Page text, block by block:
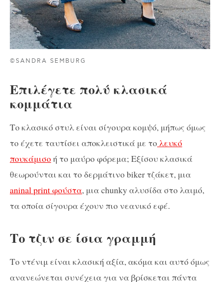
©SANDRA SEMBURG
Επιλέγετε πολύ κλασικά
κομμάτια
Το κλασικό στυλ είναι σίγουρα κομψό, μήπως όμως
το έχετε ταυτίσει αποκλειστικά με το λευκό
πουκάμισοή το μαύρο φόρεμα; Εξίσου κλασικά
θεωρούνται και το δερμάτινο biker τζάκετ, μια
aninal print φούστα, μια chunky αλυσίδα στο λαιμό,
τα οποία σίγουρα έχουν πιο νεανικό εφέ.
Το τζιν σε ίσια γραμμή
Το ντένιμ είναι κλασική αξία, ακόμα και αυτό όμως
ανανεώνεται συνέχεια για να βρίσκεται πάντα